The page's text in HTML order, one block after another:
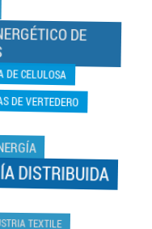
DE
DE CELULOSA
DE VERTEDERO
DISTRIBUIDA
TEXTILE